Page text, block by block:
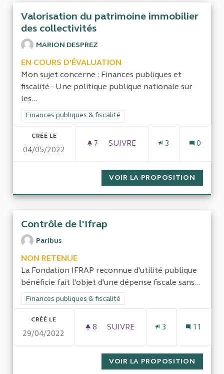
Valorisation du patrimoine immobilier
des collectivités
MARION DESPREZ
EN COURS D'ÉVALUATION
Mon sujet concerne : Finances publiques et
fiscalité - Une politique publique nationale sur
les...
Filtrer les résultats de la catégorie : Finances publiques &
Finances publiques & fiscalité
CRÉÉ LE
04/05/2022
7 7 ABONNÉS
SUIVRE
3 0
VOIR LA PROPOSITION
Contrôle de l'Ifrap
Paribus
NON RETENUE
La Fondation IFRAP reconnue d'utilité publique
bénéficie fait l'objet d'une dépense fiscale sans...
Filtrer les résultats de la catégorie : Finances publiques &
Finances publiques & fiscalité
CRÉÉ LE
29/04/2022
8 8 ABONNÉS
SUIVRE
3 11
VOIR LA PROPOSITION